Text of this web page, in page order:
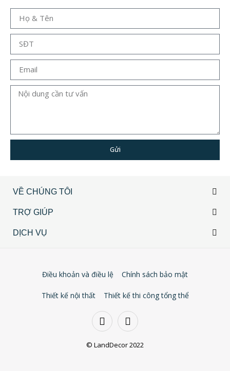
Gửi
VỀ CHÚNG TÔI
TRỢ GIÚP
DỊCH VỤ
Điều khoản và điều lệ Chính sách bảo mật
Thiết kế nội thất Thiết kế thi công tổng thể
© LandDecor 2022